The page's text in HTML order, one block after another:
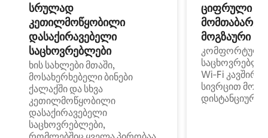
სრულად
კეთილმოწყობილი
დასაქირავებელი
საცხოვრებლები
ხის სახლები მთაში,
მოსახერხებელი ბინები
ქალაქში და სხვა
კეთილმოწყობილი
დასაქირავებელი
საცხოვრებლები,
ციფრული
მოგზაური
კომფორტული
Wi‑Fi
სივრცით
დისტანციური